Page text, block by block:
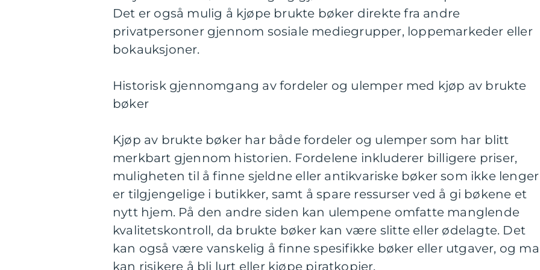
Det er også mulig å kjøpe brukte bøker direkte fra andre
privatpersoner gjennom sosiale mediegrupper, loppemarkeder eller
bokauksjoner.
Historisk gjennomgang av fordeler og ulemper med kjøp av brukte
bøker
Kjøp av brukte bøker har både fordeler og ulemper som har blitt
merkbart gjennom historien. Fordelene inkluderer billigere priser,
muligheten til å finne sjeldne eller antikvariske bøker som ikke lenger
er tilgjengelige i butikker, samt å spare ressurser ved å gi bøkene et
nytt hjem. På den andre siden kan ulempene omfatte manglende
kvalitetskontroll, da brukte bøker kan være slitte eller ødelagte. Det
kan også være vanskelig å finne spesifikke bøker eller utgaver, og
kan risikere å bli lurt eller kjøpe piratkopier.